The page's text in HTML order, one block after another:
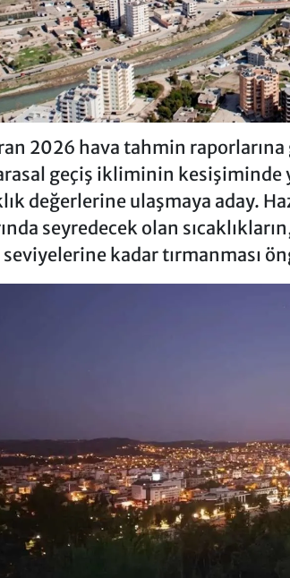
2026 hava tahmin
geçiş ikliminin kesişiminde
değerlerine ulaşmaya aday.
seyredecek olan
seviyelerine kadar tırmanması